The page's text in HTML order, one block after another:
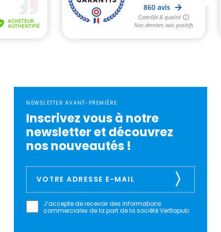
NEWSLETTER AVANT-PREMIÈRE
Inscrivez vous à notre
newsletter et découvrez
nos nouveautés !
J’accepte de recevoir des informations
commerciales de la part de la société Vertlapub